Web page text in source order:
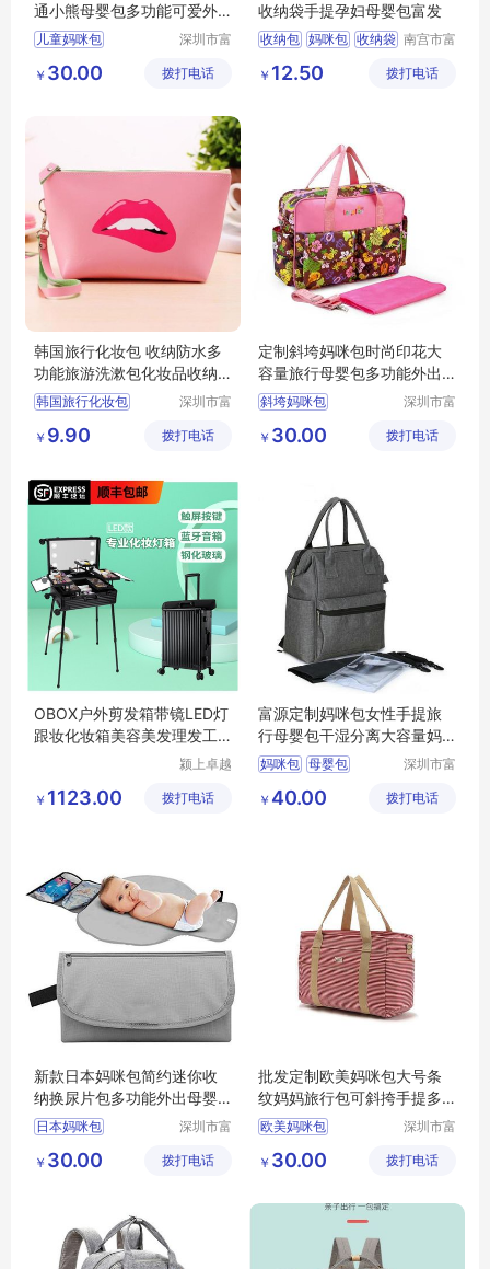
通小熊母婴包多功能可爱外
出妈妈收纳尿片包
儿童妈咪包
深圳市富
限公司
￥ 30.00 拨打电话
收纳袋手提孕妇母婴包富发
收纳包 妈咪包 收纳袋 南宫市富
限公司
￥ 12.50 拨打电话
韩国旅行化妆包 收纳防水多
功能旅游洗漱包化妆品收纳
包
韩国旅行化妆包
深圳市富
限公司
￥ 9.90 拨打电话
定制斜垮妈咪包时尚印花大
容量旅行母婴包多功能外出
方便携带收纳妈妈包
斜垮妈咪包
深圳市富
限公司
￥ 30.00 拨打电话
OBOX户外剪发箱带镜LED灯
跟妆化妆箱美容美发理发工
颍上卓越
有限公司
￥ 1123.00 拨打电话
富源定制妈咪包女性手提旅
行母婴包干湿分离大容量妈
咪袋
妈咪包 母婴包
深圳市富
限公司
￥ 40.00 拨打电话
新款日本妈咪包简约迷你收
纳换尿片包多功能外出母婴
收纳包手拿包
日本妈咪包
深圳市富
限公司
￥ 30.00 拨打电话
批发定制欧美妈咪包大号条
纹妈妈旅行包可斜挎手提多
功能母婴用品收纳包
欧美妈咪包
深圳市富
限公司
￥ 30.00 拨打电话